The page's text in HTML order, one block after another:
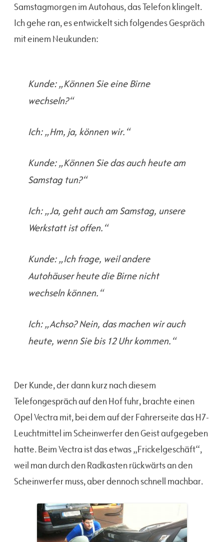
Samstagmorgen im Autohaus, das Telefon klingelt.
Ich gehe ran, es entwickelt sich folgendes Gespräch
mit einem Neukunden:
Kunde: „Können Sie eine Birne
wechseln?“
Ich: „Hm, ja, können wir.“
Kunde: „Können Sie das auch heute am
Samstag tun?“
Ich: „Ja, geht auch am Samstag, unsere
Werkstatt ist offen.“
Kunde: „Ich frage, weil andere
Autohäuser heute die Birne nicht
wechseln können.“
Ich: „Achso? Nein, das machen wir auch
heute, wenn Sie bis 12 Uhr kommen.“
Der Kunde, der dann kurz nach diesem
Telefongespräch auf den Hof fuhr, brachte einen
Opel Vectra mit, bei dem auf der Fahrerseite das H7-
Leuchtmittel im Scheinwerfer den Geist aufgegeben
hatte. Beim Vectra ist das etwas „Frickelgeschäft“,
weil man durch den Radkasten rückwärts an den
Scheinwerfer muss, aber dennoch schnell machbar.